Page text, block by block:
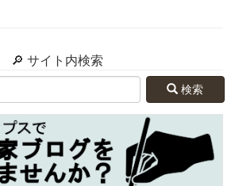
🔎 サイト内検索
検索